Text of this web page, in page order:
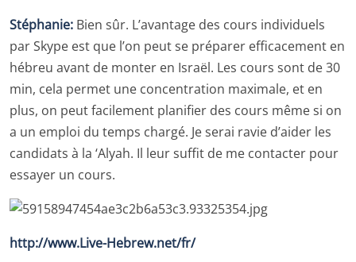
Stéphanie: Bien sûr. L’avantage des cours individuels
par Skype est que l’on peut se préparer efficacement en
hébreu avant de monter en Israël. Les cours sont de 30
min, cela permet une concentration maximale, et en
plus, on peut facilement planifier des cours même si on
a un emploi du temps chargé. Je serai ravie d’aider les
candidats à la ‘Alyah. Il leur suffit de me contacter pour
essayer un cours.
http://www.Live-Hebrew.net/fr/